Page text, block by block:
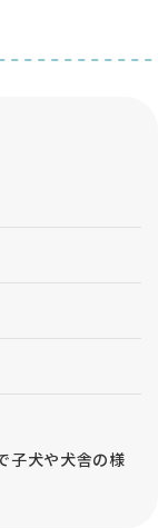
子犬や犬舎の様